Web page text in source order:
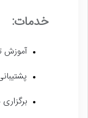
خدمات:
آموزش